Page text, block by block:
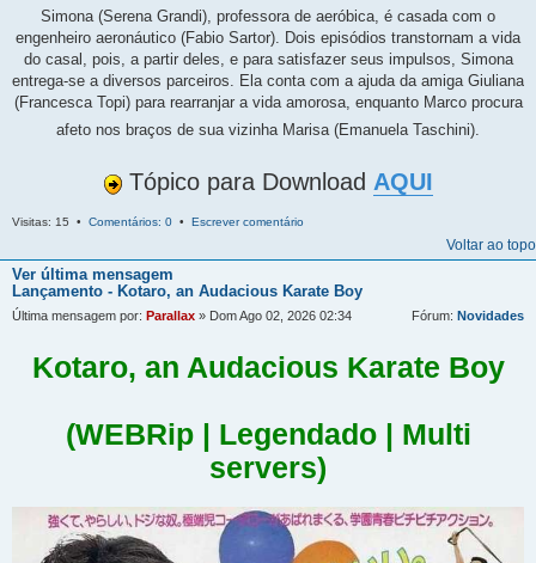
Simona (Serena Grandi), professora de aeróbica, é casada com o
engenheiro aeronáutico (Fabio Sartor). Dois episódios transtornam a vida
do casal, pois, a partir deles, e para satisfazer seus impulsos, Simona
entrega-se a diversos parceiros. Ela conta com a ajuda da amiga Giuliana
(Francesca Topi) para rearranjar a vida amorosa, enquanto Marco procura
afeto nos braços de sua vizinha Marisa (Emanuela Taschini).
Tópico para Download AQUI
Visitas: 15 • Comentários: 0 • Escrever comentário
Voltar ao topo
Ver última mensagem
Lançamento - Kotaro, an Audacious Karate Boy
Última mensagem por: Parallax » Dom Ago 02, 2026 02:34 Fórum: Novidades
Kotaro, an Audacious Karate Boy
(WEBRip | Legendado | Multi
servers)